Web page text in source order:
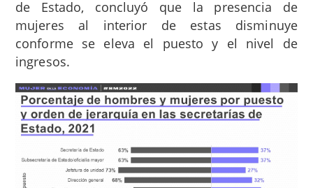
de Estado, concluyó que la presencia de
mujeres al interior de estas disminuye
conforme se eleva el puesto y el nivel de
ingresos.